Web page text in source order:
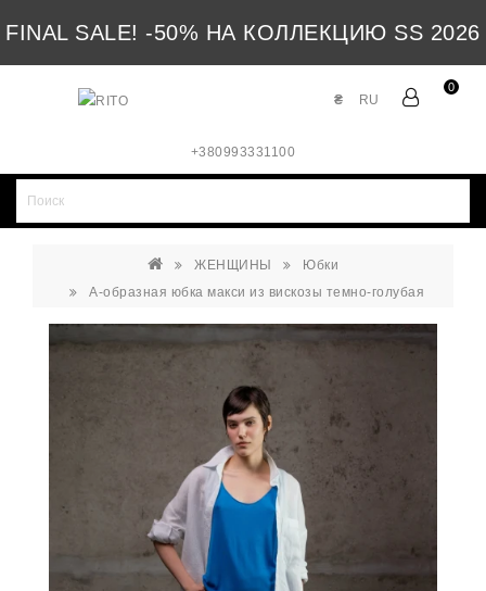
FINAL SALE! -50% НА КОЛЛЕКЦИЮ SS 2026
0
RU
₴
+380993331100
ЖЕНЩИНЫ
Юбки
А-образная юбка макси из вискозы темно-голубая